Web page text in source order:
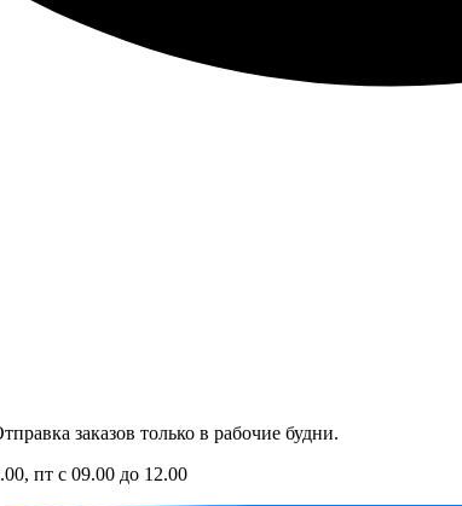
заказов только в рабочие будни.
пт с 09.00 до 12.00